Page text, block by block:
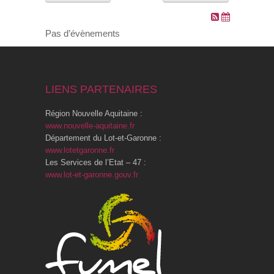
SOCIAL
SPORTS ET LOISIRS
CULTURE ET PATRIMOINE
RENDEZ-VOUS EN LIGNE
Pas d’évènements
LIENS PARTENAIRES
Région Nouvelle Aquitaine :
www.nouvelle-aquitaine.fr
Département du Lot-et-Garonne :
www.lotetgaronne.fr
Les Services de l’Etat – 47 :
www.lot-et-garonne.gouv.fr